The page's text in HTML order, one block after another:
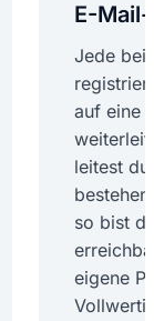
E-
Jede bei
auf eine
leitest
so bist
eigene